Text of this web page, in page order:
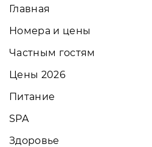
Главная
Номера и цены
Частным гостям
Цены 2026
Питание
SPA
Здоровье